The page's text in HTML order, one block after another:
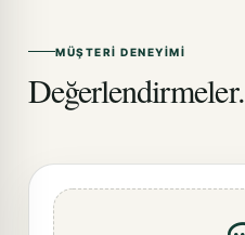
MÜŞTERI DENEYIMI
Değerlendirmeler.